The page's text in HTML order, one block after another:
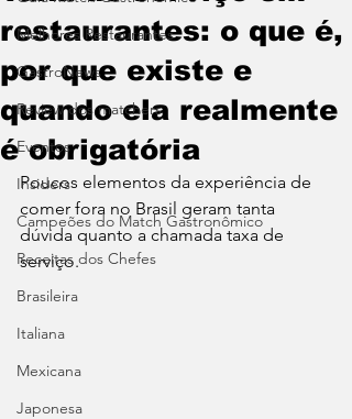
Melhores Restaurantes
⁠GastroNews
Review dos matchers
Eventos
⁠Insiders
Campeões do Match Gastronômico
Receitas dos Chefes
Brasileira
Italiana
Mexicana
Japonesa
restaurantes: o que é,
por que existe e
quando ela realmente
é obrigatória
Poucos elementos da experiência de
comer fora no Brasil geram tanta
dúvida quanto a chamada taxa de
serviço.